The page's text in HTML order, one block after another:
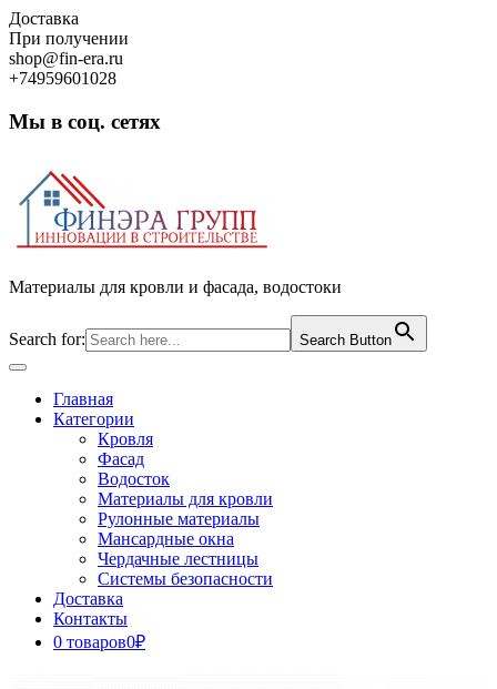
Skip
to
content
Доставка
При получении
shop@fin-era.ru
+74959601028
Мы в соц. сетях
Материалы для кровли и фасада, водостоки
Search for: Search Button
Open
ButtonГлавная
Категории
Кровля
Фасад
Водосток
Материалы для кровли
Рулонные материалы
Мансардные окна
Чердачные лестницы
Системы безопасности
Доставка
Контакты
0 товаров0₽